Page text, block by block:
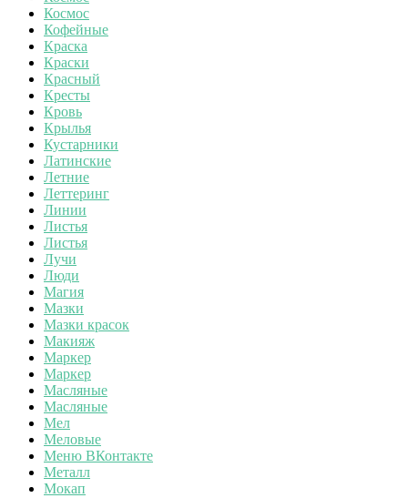
Космос
Кофейные
Краска
Краски
Красный
Кресты
Кровь
Крылья
Кустарники
Латинские
Летние
Леттеринг
Линии
Листья
Листья
Лучи
Люди
Магия
Мазки
Мазки красок
Макияж
Маркер
Маркер
Масляные
Масляные
Мел
Меловые
Меню ВКонтакте
Металл
Мокап